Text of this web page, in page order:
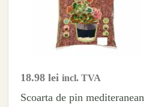
18.98 lei incl. TVA
Scoarta de pin mediteranean